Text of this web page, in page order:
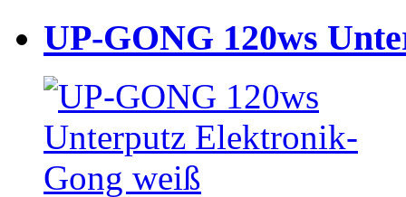
UP-GONG 120ws